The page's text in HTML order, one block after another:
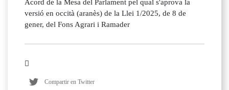
Acord de la Mesa del Parlament pel qual s'aprova la
versió en occità (aranès) de la Llei 1/2025, de 8 de
gener, del Fons Agrari i Ramader
Compartir en Twitter